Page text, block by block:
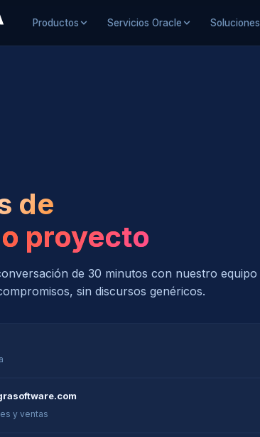
Productos Servicios Oracle Soluciones
de
proyecto
de 30 minutos con nuestro equipo
sin discursos genéricos.
y ventas